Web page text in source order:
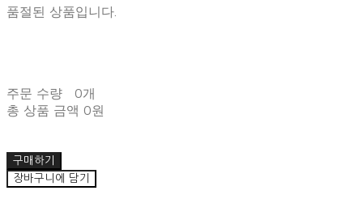
품절된 상품입니다.
주문 수량
0개
총 상품 금액 0원
구매하기
장바구니에 담기